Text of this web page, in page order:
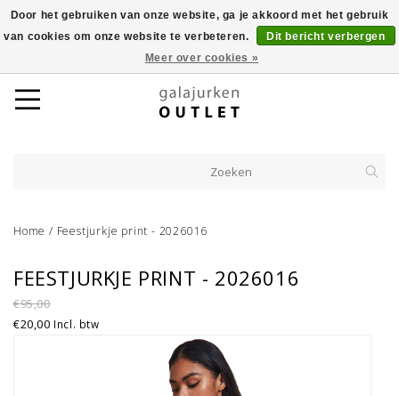
Home / Feestjurkje print - 2026016
FEESTJURKJE PRINT - 2026016
€95,00
€20,00 Incl. btw
Door het gebruiken van onze website, ga je akkoord met het gebruik
van cookies om onze website te verbeteren.
Dit bericht verbergen
Meer over cookies »